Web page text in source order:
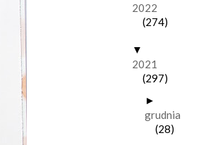
2022
(274)
▼
2021
(297)
►
grudnia
(28)